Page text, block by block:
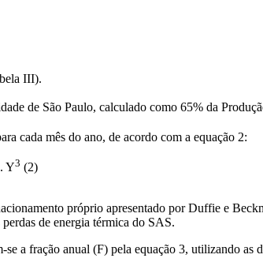
III).
de São Paulo, calculado como 65% da
cada mês do ano, de acordo com a equação 2:
Y3 (2)
próprio apresentado por Duffie e
de energia térmica do SAS.
se a fração anual (F) pela equação 3, utilizando as